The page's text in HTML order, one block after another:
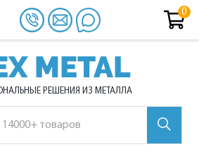
METAL
РЕШЕНИЯ ИЗ МЕТАЛЛА